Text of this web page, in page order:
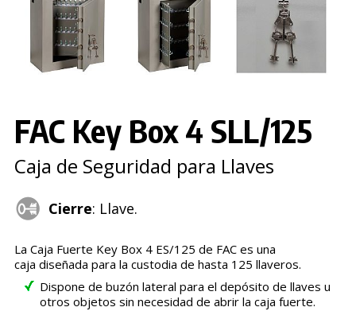
FAC Key Box 4 SLL/125
Caja de Seguridad para Llaves
Cierre: Llave.
La Caja Fuerte Key Box 4 ES/125 de FAC es una
caja diseñada para la custodia de hasta 125 llaveros.
Dispone de buzón lateral para el depósito de llaves u
otros objetos sin necesidad de abrir la caja fuerte.